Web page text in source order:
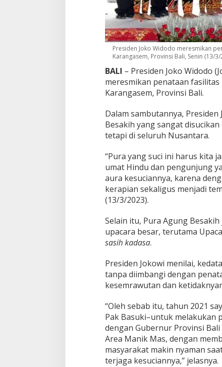
S
u
c
i
P
u
r
A
g
u
g
e
s
k
i
,
P
r
s
d
e
J
o
o
i
:
H
r
u
s
Presiden Joko Widodo meresmikan
Karangasem, Provinsi Bali, Senin (13/
BALI – Presiden Joko Widodo
meresmikan penataan
Karangasem, Provinsi Bali.
Dalam sambutannya,
Besakih yang sangat
tetapi di seluruh Nusantara.
“Pura yang suci ini harus kita
umat Hindu dan pengunjung
aura kesuciannya, karena
kerapian sekaligus menjadi
(13/3/2023).
Selain itu, Pura Agung
upacara besar, terutama
sasih kadasa.
Presiden Jokowi menilai,
tanpa diimbangi dengan
kesemrawutan dan
“Oleh sebab itu, tahun 2021
Pak Basuki–untuk melakukan
dengan Gubernur Provinsi
Area Manik Mas, dengan
masyarakat makin nyaman
terjaga kesuciannya,” jelasnya.